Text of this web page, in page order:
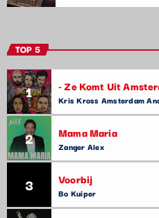
TOP 5
1 - Ze Komt Uit
Kris Kross Amsterdam
2 Mama Maria
Zanger Alex
3 Voorbij
Bo Kuiper